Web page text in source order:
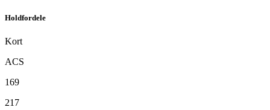
Holdfordele
Kort
ACS
169
217